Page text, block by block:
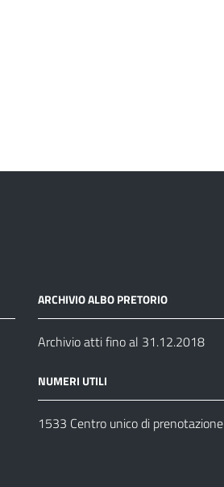
ARCHIVIO ALBO PRETORIO
Archivio atti fino al 31.12.2018
NUMERI UTILI
1533 Centro unico di prenotazione